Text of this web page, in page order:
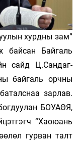
хурдны зам”
байсан Байгаль
сайд Ц.Сандаг-
байгаль орчны
зарлав.
БОУАӨЯ,
“Хаоюань
гурван талт